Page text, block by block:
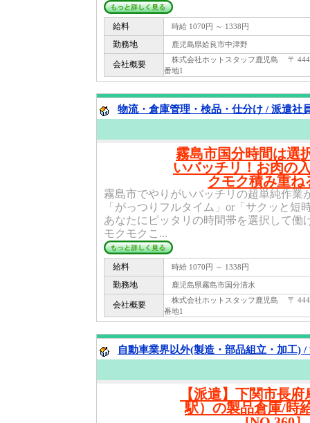
給料 時給 1070円 ～ 1338円
勤務地 鹿児島県姶良市中津野
会社概要
株式会社ホットスタッフ鹿児島 〒
番地1
物流・倉庫管理・検品・仕分け / 派遣社
霧島市国分時間は選
いバッチリ！お肉の
クモク積み重ね
霧島市でやりがいバッチリの超単純作業
「がっつりフルタイム」or「サクッと短
あなたにピッタリの時間帯を選択して働
モクモクこ...
給料 時給 1070円 ～ 1338円
勤務地 鹿児島県霧島市国分清水
会社概要
株式会社ホットスタッフ鹿児島 〒
番地1
自動車業界以外(製造・部品組立・加工) /
【派遣】下関市長
駅）の製品倉庫/時